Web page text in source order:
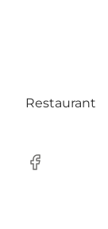
Restaurant
Facebook